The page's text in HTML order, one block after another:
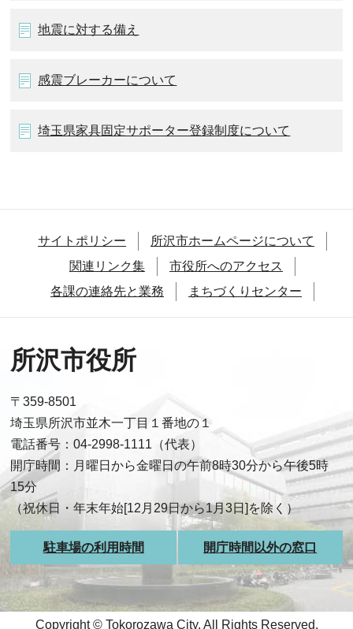
地震に対する備え
感震ブレーカーについて
埼玉県家具固定サポーター登録制度について
サイトポリシー
所沢市ホームページについて
関連リンク集
市役所へのアクセス
各課の連絡先と業務
まちづくりセンター
所沢市役所
〒359-8501
埼玉県所沢市並木一丁目１番地の１
電話番号：04-2998-1111（代表）
開庁時間：月曜日から金曜日の午前8時30分から午後5時
15分
（祝休日・年末年始[12月29日から1月3日]を除く）
駐車場の利用時間 開庁時間以外の窓口
Copyright © Tokorozawa City, All Rights Reserved.